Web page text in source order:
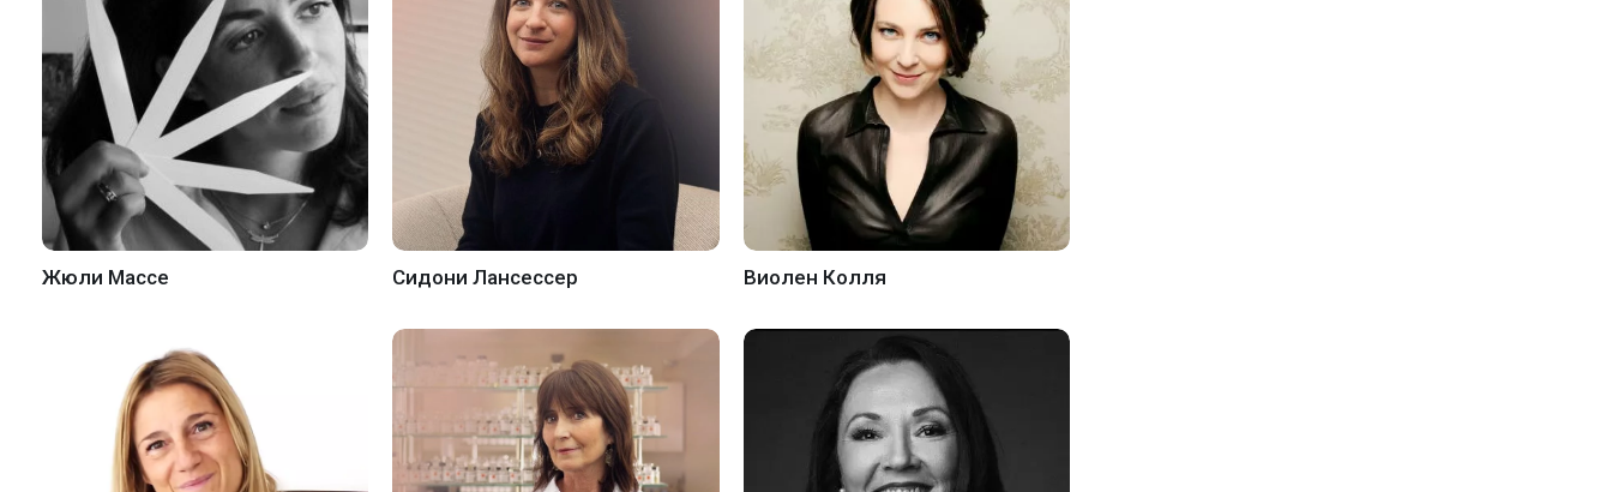
Жюли Массе Сидони Лансессер Виолен Колля